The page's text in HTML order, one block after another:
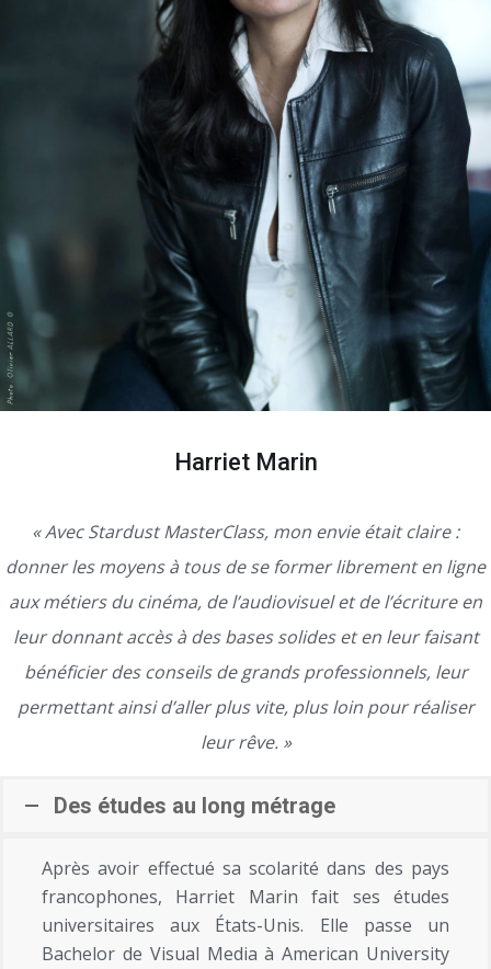
Harriet Marin
« Avec Stardust MasterClass, mon envie était claire :
donner les moyens à tous de se former librement en ligne
aux métiers du cinéma, de l’audiovisuel et de l’écriture en
leur donnant accès à des bases solides et en leur faisant
bénéficier des conseils de grands professionnels, leur
permettant ainsi d’aller plus vite, plus loin pour réaliser
leur rêve. »
Des études au long métrage
Après avoir effectué sa scolarité dans des pays
francophones, Harriet Marin fait ses études
universitaires aux États-Unis. Elle passe un
Bachelor de Visual Media à American University